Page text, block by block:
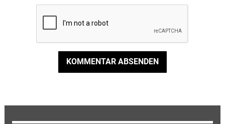
KOMMENTAR ABSENDEN